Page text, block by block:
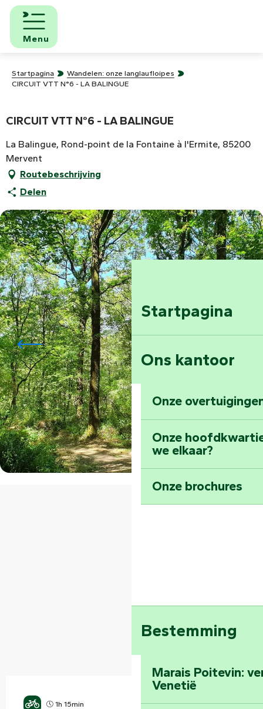
Aller
contenu
principal
Menu
Startpagina
Ons kantoor
Onze
Onze
we elkaar?
Onze brochures
Bestemming
Marais Poitevin:
Venetië
Startpagina
Wandelen: onze langlaufloipes
CIRCUIT VTT N°6 - LA BALINGUE
CIRCUIT VTT N°6 - LA BALINGUE
La Balingue, Rond-point de la Fontaine à l'Ermite, 85200
Mervent
Routebeschrijving
Delen
1h 15min